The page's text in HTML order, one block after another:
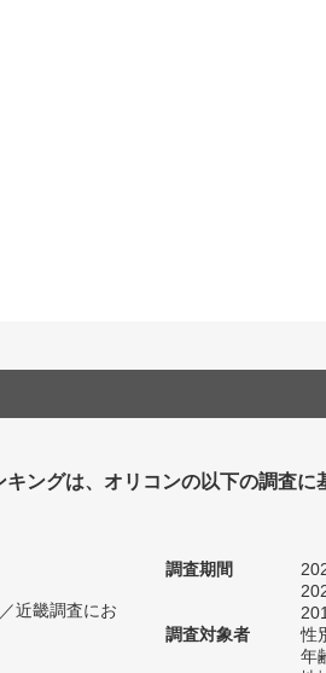
ングは、オリコンの以下の調査に
近畿調査にお
調査期間
調査対象者
性
年